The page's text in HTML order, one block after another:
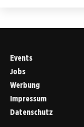
Events
Jobs
Werbung
Impressum
Datenschutz